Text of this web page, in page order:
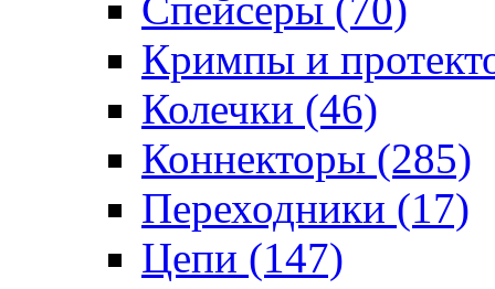
Кримпы и
Колечки (46)
Коннекторы (285)
Переходники (17)
Цепи (147)